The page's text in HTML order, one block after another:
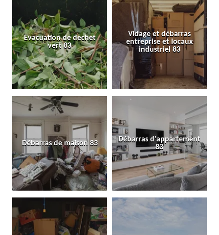
Evacuation de dechet
vert 83
Vidage et débarras
entreprise et locaux
industriel 83
Débarras de maison 83
Débarras d'appartement
83